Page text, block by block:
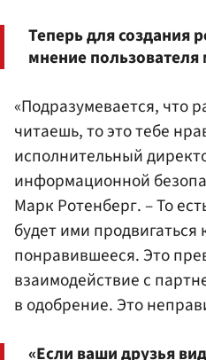
Теперь для создания
мнение
«Подразумевается, что
читаешь, то это тебе
исполнительный
информационной
Марк Ротенберг. – То
будет ими продвигаться
понравившееся. Это
взаимодействие с
в одобрение. Это
«Если ваши друзья